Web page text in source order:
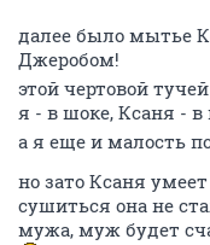
далее было мытье
Джеробом!
этой чертовой
я - в шоке, Ксаня -
а я еще и малость
но зато Ксаня
сушиться она не
мужа, муж будет